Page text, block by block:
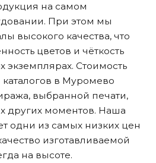
на самом
При этом мы
высокого качества, что
цветов и чёткость
экземплярах. Стоимость
в Муромево
выбранной печати,
других моментов. Наша
одни из самых низких цен
изготавливаемой
на высоте.